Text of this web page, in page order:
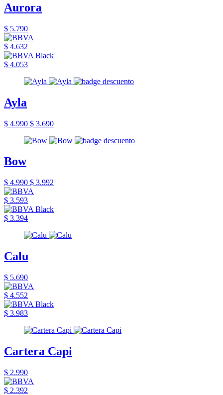
Aurora
$ 5.790
$ 4.632
$ 4.053
Ayla
$ 4.990 $ 3.690
Bow
$ 4.990 $ 3.992
$ 3.593
$ 3.394
Calu
$ 5.690
$ 4.552
$ 3.983
Cartera Capi
$ 2.990
$ 2.392